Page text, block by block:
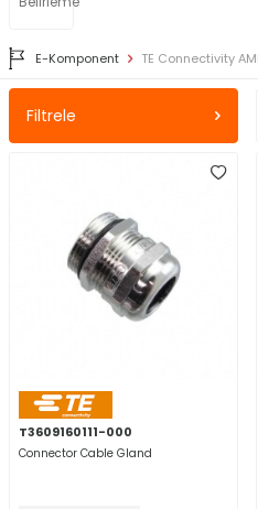
E-Komponent TE Connectivity
Filtrele
T3609160111-000
Connector Cable Gland